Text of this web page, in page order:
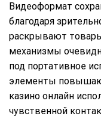
Видеоформат
благодаря
раскрывают
механизмы
под портативное
элементы
казино онлайн
чувственной